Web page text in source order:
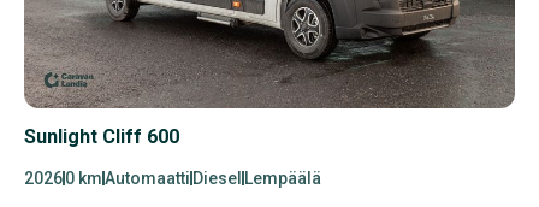
Sunlight Cliff 600
20260 kmAutomaatti Diesel Lempäälä